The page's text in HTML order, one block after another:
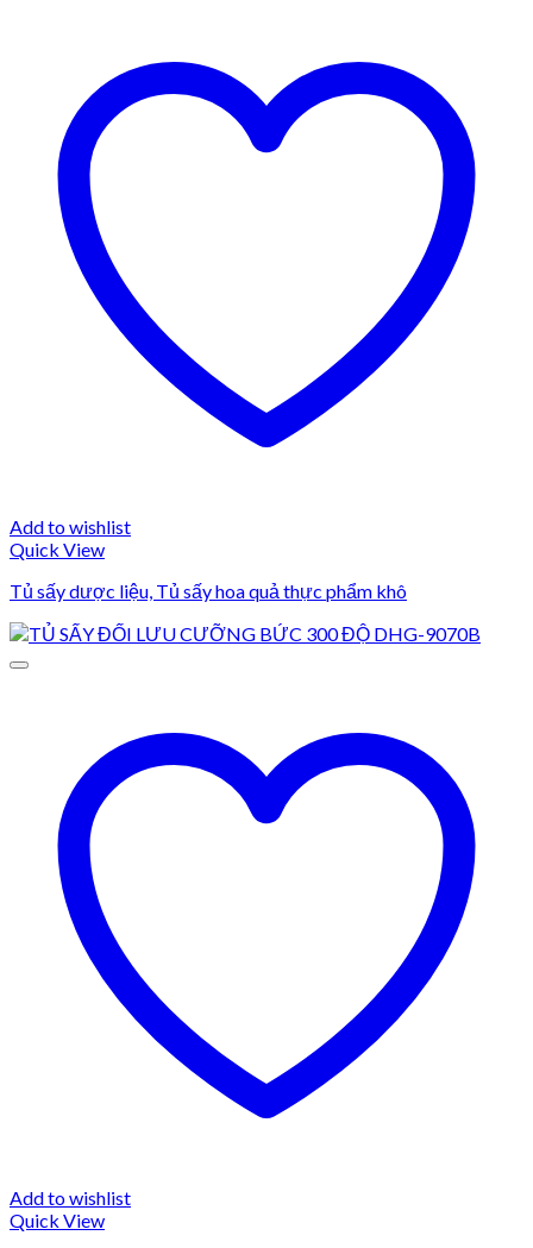
Add to wishlist
Quick View
Tủ sấy dược liệu, Tủ sấy hoa quả thực phẩm khô
Add to wishlist
Quick View